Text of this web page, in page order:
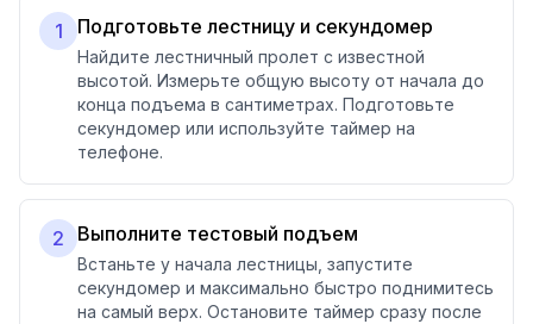
1 Подготовьте лестницу и секундомер
Найдите лестничный пролет с известной
высотой. Измерьте общую высоту от начала до
конца подъема в сантиметрах. Подготовьте
секундомер или используйте таймер на
телефоне.
2 Выполните тестовый подъем
Встаньте у начала лестницы, запустите
секундомер и максимально быстро поднимитесь
на самый верх. Остановите таймер сразу после